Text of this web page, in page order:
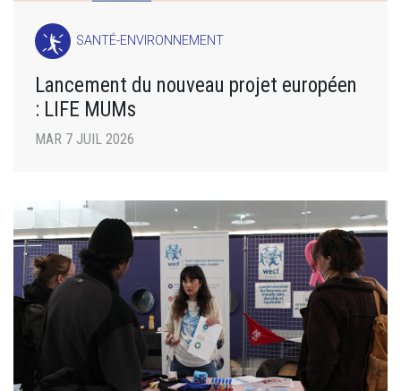
SANTÉ-ENVIRONNEMENT
Lancement du nouveau projet européen
: LIFE MUMs
MAR 7 JUIL 2026